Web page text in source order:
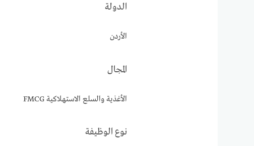
الدولة
الأردن
المجال
الأغذية والسلع الاستهلاكية FMCG
نوع الوظيفة